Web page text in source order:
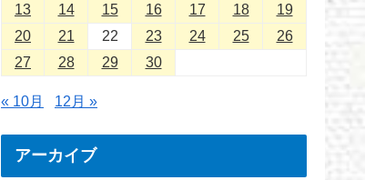
13
14 15 16 17 18
19
20
21 22 23 24 25
26
27
28 29 30
« 10月 12月 »
アーカイブ